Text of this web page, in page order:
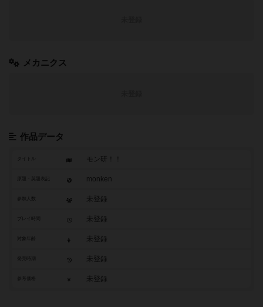
メカニクス
作品データ
タイトル モン研！！
原題・英題表記 monken
参加人数 未登録
未登録
対象年齢 未登録
未登録
参考価格 未登録